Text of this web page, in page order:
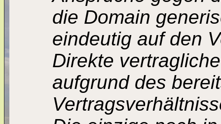
die Domain
eindeutig auf den
Direkte
aufgrund des